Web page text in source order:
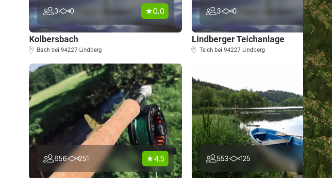
3 0 0.0
Kolbersbach
Bach bei 94227 Lindberg
3 0 0.0
Lindberger Teichanlage
Teich bei 94227 Lindberg
656 251 4.5 553 125 4.0